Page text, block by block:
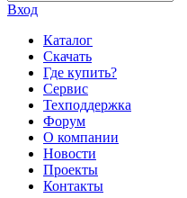
Вход
Каталог
Скачать
Где купить?
Сервис
Техподдержка
Форум
О компании
Новости
Проекты
Контакты